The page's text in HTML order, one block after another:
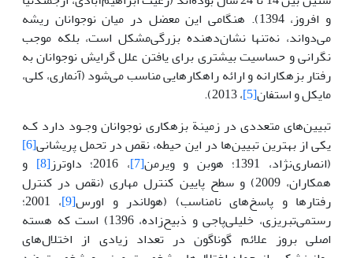
و افروز، 1394). هنگامی این معضل در میان نوجوانان ریشه
می‌دواند، ‌نه‌تنها ‌نشان‌دهنده ‌بزرگی‌مشکل‌ است، بلکه موجب
نگرانی و حساسیت بیشتری برای یافتن علل گرایش نوجوانان به
رفتار بزهکارانه و ارائه راهکارهایی مناسب می‌شود (آنماری، کلی،
مایکل و استفان[5] ، 2013).
تبیین‌های متعددی در زمینة بزهکاری نوجوانان وجـود دارد کـه
یکی از بهترین تبیین‌ها در این حیطه، نقص در تحمل پریشانی[6]
(انصاری‌نژاد، 1391؛ هوبن و ویرمن
[7] ، 2016؛ داوترز [8]
و
همکاران، 2009) و سطح پایین کنترل مهاری (نقص در کنترل
رفتارها و پاسخ‌های نامناسب) (هولاندر و اورس[9]
، 2001؛
رستمی‌تبریزی، خلیلی‌پاجی و ذبیح‌زاده، 1396) است که هسته
اصلی بروز علائم گوناگون در تعداد زیادی از اختلال‌های